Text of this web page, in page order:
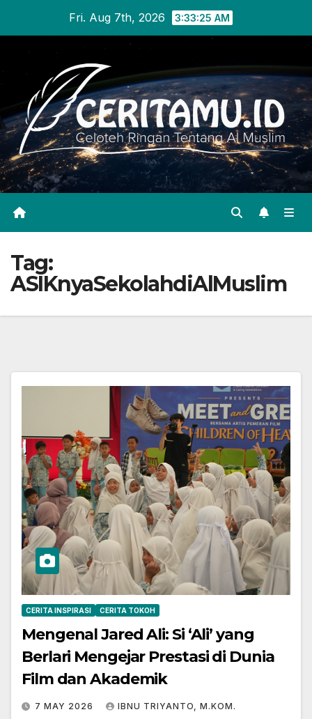
Fri. Aug 7th, 2026 3:33:26 AM
Tag:
ASIKnyaSekolahdiAlMuslim
CERITA INSPIRASI CERITA TOKOH
Mengenal Jared Ali: Si ‘Ali’ yang
Berlari Mengejar Prestasi di Dunia
Film dan Akademik
7 MAY 2026 IBNU TRIYANTO, M.KOM.